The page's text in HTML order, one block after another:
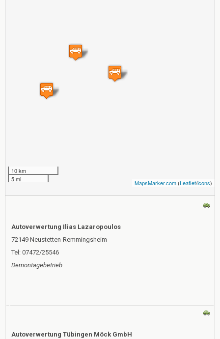
10 km
5 mi
MapsMarker.com (Leaflet/icons)
Autoverwertung Ilias Lazaropoulos
72149 Neustetten-Remmingsheim
Tel: 07472/25546
Demontagebetrieb
Autoverwertung Tübingen Möck GmbH